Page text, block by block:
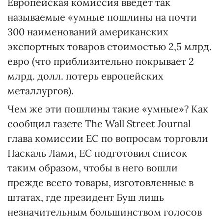
называемые «умные пошлины на почти
300 наименований американских
экспортных товаров стоимостью 2,5 млрд.
евро (что приблизительно покрывает 2
млрд. долл. потерь европейских
металлургов).
Чем же эти пошлины такие «умные»? Как
сообщил газете The Wall Street Journal
глава комиссии ЕС по вопросам торговли
Паскаль Лами, ЕС подготовил список
таким образом, чтобы в него вошли
прежде всего товары, изготовленные в
штатах, где президент Буш лишь
незначительным большинством голосов